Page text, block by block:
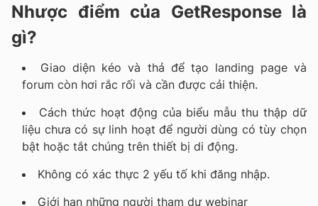
Nhược điểm của GetResponse là
gì?
Giao diện kéo và thả để tạo landing page và
forum còn hơi rắc rối và cần được cải thiện.
Cách thức hoạt động của biểu mẫu thu thập dữ
liệu chưa có sự linh hoạt để người dùng có tùy chọn
bật hoặc tắt chúng trên thiết bị di động.
Không có xác thực 2 yếu tố khi đăng nhập.
Giới hạn những người tham dự webinar